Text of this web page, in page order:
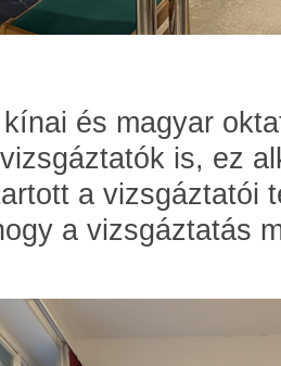
és magyar
is, ez
a vizsgáztatói
a vizsgáztatás